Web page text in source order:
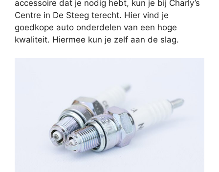
accessoire dat je nodig hebt, kun je bij Charly’s
Centre in De Steeg terecht. Hier vind je
goedkope auto onderdelen van een hoge
kwaliteit. Hiermee kun je zelf aan de slag.